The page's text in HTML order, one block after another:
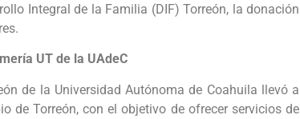
Integral de la Familia (DIF) Torreón, la donación
UT de la UAdeC
de la Universidad Autónoma de Coahuila llevó a
de Torreón, con el objetivo de ofrecer servicios de